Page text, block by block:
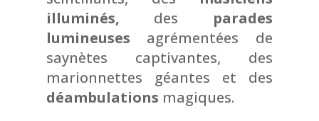
illuminés, des parades
lumineuses agrémentées de
saynètes captivantes, des
marionnettes géantes et des
déambulations magiques.